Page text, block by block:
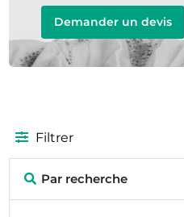
Demander un devis
Filtrer
Par recherche